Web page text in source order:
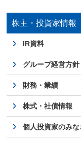
株主・投資家情報
IR資料
グループ経営方針
財務・業績
株式・社債情報
個人投資家のみ